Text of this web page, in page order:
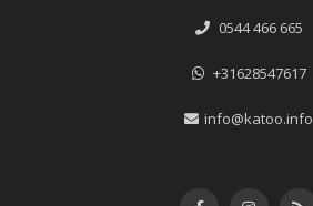
0544 466 665
+31628547617
info@katoo.info